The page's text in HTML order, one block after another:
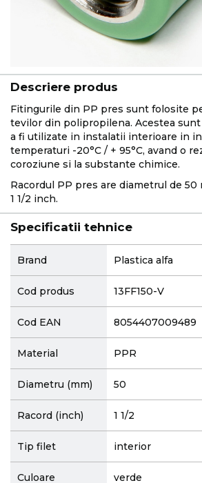
Descriere produs
Fitingurile din PP pres sunt folosite
tevilor din polipropilena. Acestea
a fi utilizate in instalatii interioare in
temperaturi -20°C / + 95°C, avand o
coroziune si la substante chimice.
Racordul PP pres are diametrul de
1 1/2 inch.
Specificatii tehnice
Brand Plastica alfa
Cod produs 13FF150-V
Cod EAN 8054407009489
Material PPR
Diametru (mm) 50
Racord (inch) 1 1/2
Tip filet interior
Culoare verde